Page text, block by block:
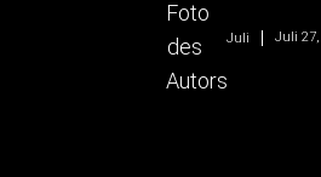
Juli Juli